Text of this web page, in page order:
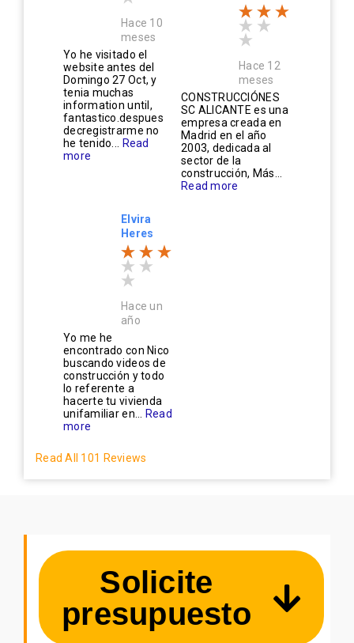
Hace 10
meses
Yo he visitado el
website antes del
Domingo 27 Oct, y
tenia muchas
information until,
fantastico.despues
decregistrarme no
he tenido...
Read
more
Hace 12
meses
CONSTRUCCIÓNES
SC ALICANTE es una
empresa creada en
Madrid en el año
2003, dedicada al
sector de la
construcción, Más...
Read more
Elvira
Heres
Hace un
año
Yo me he
encontrado con Nico
buscando videos de
construcción y todo
lo referente a
hacerte tu vivienda
unifamiliar en...
Read
more
Read All 101 Reviews
Solicite
presupuesto